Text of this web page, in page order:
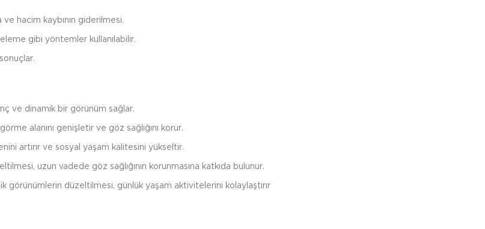
ve hacim kaybının giderilmesi.
gibi yöntemler kullanılabilir.
ve dinamik bir görünüm sağlar.
alanını genişletir ve göz sağlığını korur.
artırır ve sosyal yaşam kalitesini yükseltir.
uzun vadede göz sağlığının korunmasına katkıda bulunur.
görünümlerin düzeltilmesi, günlük yaşam aktivitelerini kolaylaştırır